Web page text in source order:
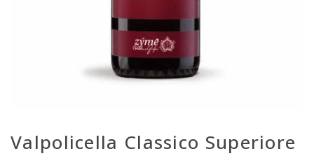
Valpolicella Classico Superiore